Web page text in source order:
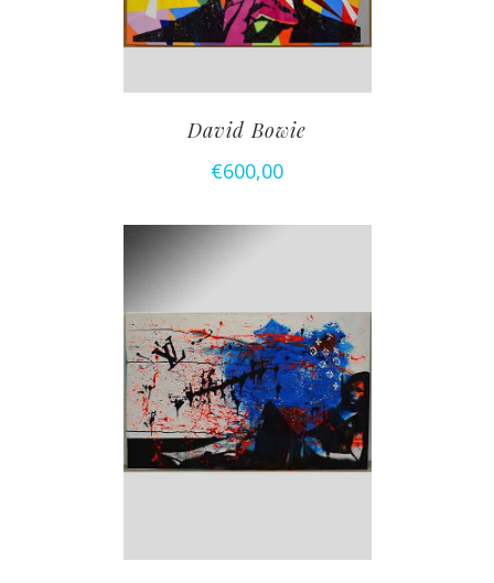
David Bowie
€600,00
TOEVOEGEN AAN
WINKELWAGEN